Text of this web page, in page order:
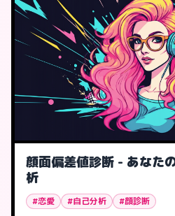
顔面偏差値診断 - あなた
析
#恋愛 #自己分析 #顔診断